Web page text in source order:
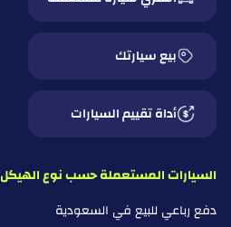
بيع سيارتك
أداة تقييم السيارات
السيارات المستعملة حسب نوع الهيكل
دفع رباعي للبيع في السعودية